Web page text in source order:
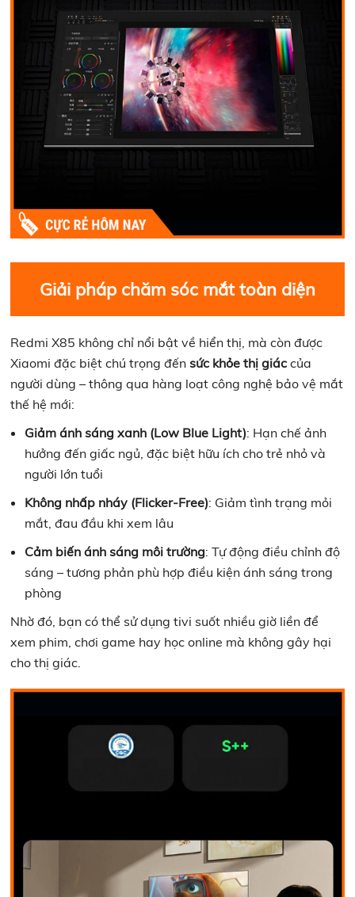
Giải pháp chăm sóc mắt toàn diện
Redmi X85 không chỉ nổi bật về hiển thị, mà còn được
Xiaomi đặc biệt chú trọng đếnsức khỏe thị giác của
người dùng – thông qua hàng loạt công nghệ bảo vệ mắt
thế hệ mới:
Giảm ánh sáng xanh (Low Blue Light): Hạn chế ảnh
hưởng đến giấc ngủ, đặc biệt hữu ích cho trẻ nhỏ và
người lớn tuổi
Không nhấp nháy (Flicker-Free): Giảm tình trạng mỏi
mắt, đau đầu khi xem lâu
Cảm biến ánh sáng môi trường: Tự động điều chỉnh độ
sáng – tương phản phù hợp điều kiện ánh sáng trong
phòng
Nhờ đó, bạn có thể sử dụng tivi suốt nhiều giờ liền để
xem phim, chơi game hay học online mà không gây hại
cho thị giác.